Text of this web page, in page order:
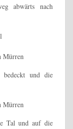
abwärts nach
und die
Tal und auf die